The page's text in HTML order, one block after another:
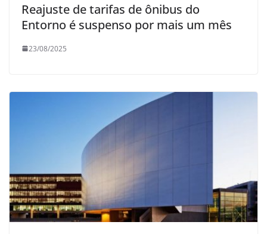
Reajuste de tarifas de ônibus do
Entorno é suspenso por mais um mês
23/08/2025